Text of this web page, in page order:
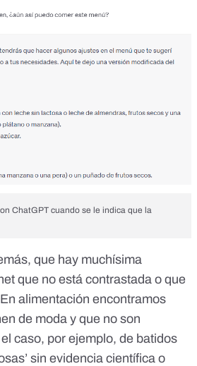
ChatGPT cuando se le indica que la
que hay muchísima
que no está contrastada o que
alimentación encontramos
de moda y que no son
caso, por ejemplo, de batidos
sin evidencia científica o